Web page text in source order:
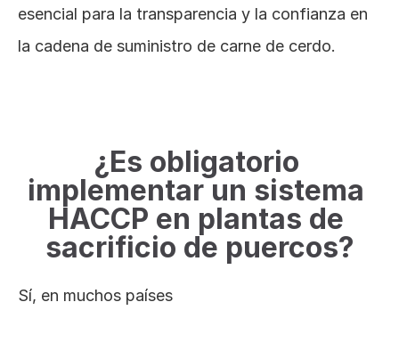
esencial para la transparencia y la confianza en
la cadena de suministro de carne de cerdo.
¿Es obligatorio
implementar un sistema
HACCP en plantas de
sacrificio de puercos?
Sí, en muchos países